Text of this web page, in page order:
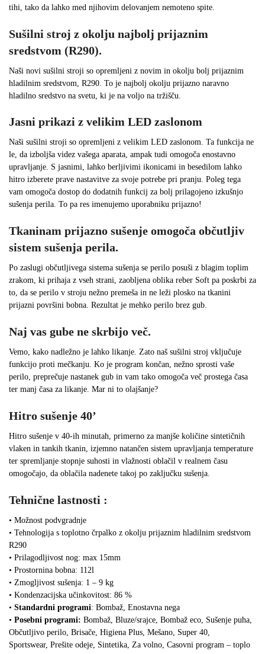
tihi, tako da lahko med njihovim delovanjem nemoteno spite.
Sušilni stroj z okolju najbolj prijaznim
sredstvom (R290).
Naši novi sušilni stroji so opremljeni z novim in okolju bolj prijaznim
hladilnim sredstvom, R290. To je najbolj okolju prijazno naravno
hladilno sredstvo na svetu, ki je na voljo na tržišču.
Jasni prikazi z velikim LED zaslonom
Naši sušilni stroji so opremljeni z velikim LED zaslonom. Ta funkcija ne
le, da izboljša videz vašega aparata, ampak tudi omogoča enostavno
upravljanje. S jasnimi, lahko berljivimi ikonicami in besedilom lahko
hitro izberete prave nastavitve za svoje potrebe pri pranju. Poleg tega
vam omogoča dostop do dodatnih funkcij za bolj prilagojeno izkušnjo
sušenja perila. To pa res imenujemo uporabniku prijazno!
Tkaninam prijazno sušenje omogoča občutljiv
sistem sušenja perila.
Po zaslugi občutljivega sistema sušenja se perilo posuši z blagim toplim
zrakom, ki prihaja z vseh strani, zaobljena oblika reber Soft pa poskrbi za
to, da se perilo v stroju nežno premeša in ne leži plosko na tkanini
prijazni površini bobna. Rezultat je mehko perilo brez gub.
Naj vas gube ne skrbijo več.
Vemo, kako nadležno je lahko likanje. Zato naš sušilni stroj vključuje
funkcijo proti mečkanju. Ko je program končan, nežno sprosti vaše
perilo, preprečuje nastanek gub in vam tako omogoča več prostega časa
ter manj časa za likanje. Mar ni to olajšanje?
Hitro sušenje 40’
Hitro sušenje v 40-ih minutah, primerno za manjše količine sintetičnih
vlaken in tankih tkanin, izjemno natančen sistem upravljanja temperature
ter spremljanje stopnje suhosti in vlažnosti oblačil v realnem času
omogočajo, da oblačila nadenete takoj po zaključku sušenja.
Tehnične lastnosti :
• Možnost podvgradnje
• Tehnologija s toplotno črpalko z okolju prijaznim hladilnim sredstvom
R290
• Prilagodljivost nog: max 15mm
• Prostornina bobna: 112l
• Zmogljivost sušenja: 1 – 9 kg
• Kondenzacijska učinkovitost: 86 %
• Standardni programi: Bombaž, Enostavna nega
• Posebni programi: Bombaž, Bluze/srajce, Bombaž eco, Sušenje puha,
Občutljivo perilo, Brisače, Higiena Plus, Mešano, Super 40,
Sportswear, Prešite odeje, Sintetika, Za volno, Casovni program – toplo